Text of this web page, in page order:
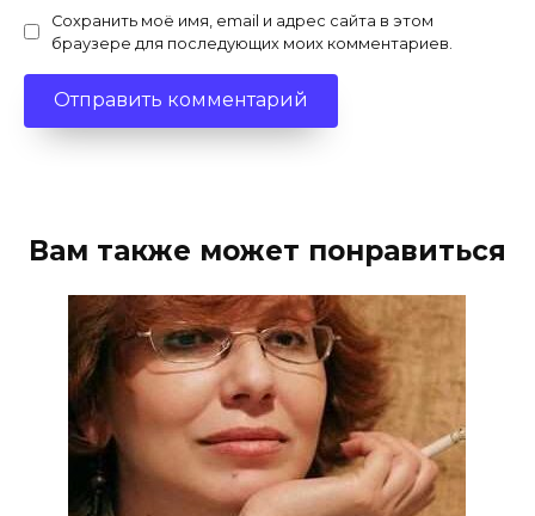
Сохранить моё имя, email и адрес сайта в этом
браузере для последующих моих комментариев.
Вам также может понравиться